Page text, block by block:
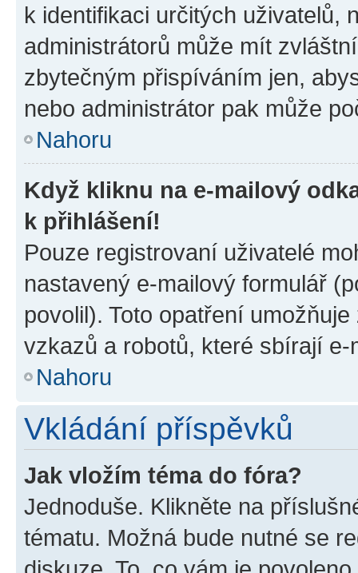
k identifikaci určitých uživatelů,
administrátorů může mít
zbytečným přispíváním jen,
nebo administrátor pak může
Nahoru
Když kliknu na e-mailový
k přihlášení!
Pouze registrovaní uživatelé
nastavený e-mailový formulář
povolil). Toto opatření
vzkazů a robotů, které sbírají e-
Nahoru
Vkládání příspěvků
Jak vložím téma do fóra?
Jednoduše. Klikněte na
tématu. Možná bude nutné se